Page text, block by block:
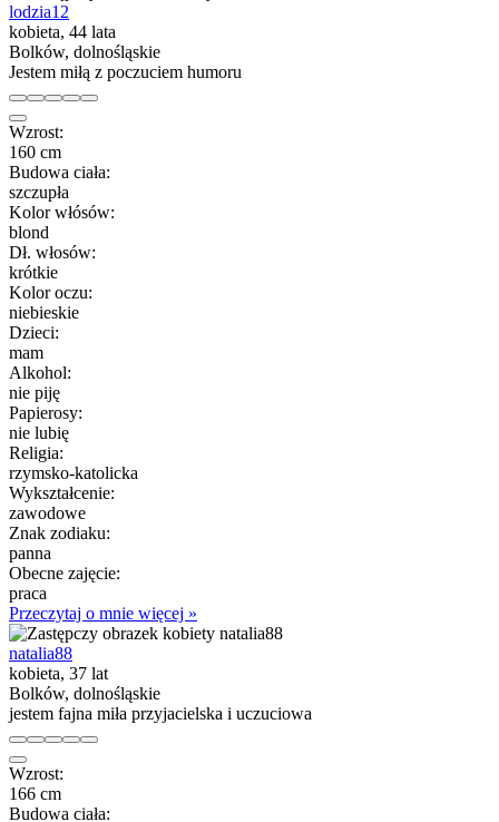
lodzia12
kobieta, 44 lata
Bolków, dolnośląskie
Jestem miłą z poczuciem humoru
Wzrost:
160 cm
Budowa ciała:
szczupła
Kolor włósów:
blond
Dł. włosów:
krótkie
Kolor oczu:
niebieskie
Dzieci:
mam
Alkohol:
nie piję
Papierosy:
nie lubię
Religia:
rzymsko-katolicka
Wykształcenie:
zawodowe
Znak zodiaku:
panna
Obecne zajęcie:
praca
Przeczytaj o mnie więcej »
natalia88
kobieta, 37 lat
Bolków, dolnośląskie
jestem fajna miła przyjacielska i uczuciowa
Wzrost:
166 cm
Budowa ciała: